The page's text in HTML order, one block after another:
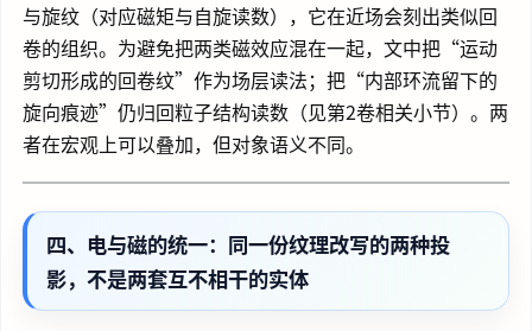
与旋纹（对应磁矩与自旋读数），它在近场会刻出类似回
卷的组织。为避免把两类磁效应混在一起，文中把“运动
剪切形成的回卷纹”作为场层读法；把“内部环流留下的
旋向痕迹”仍归回粒子结构读数（见第2卷相关小节）。两
者在宏观上可以叠加，但对象语义不同。
四、电与磁的统一：同一份纹理改写的两种投
影，不是两套互不相干的实体